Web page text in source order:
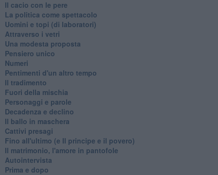
Il cacio con le pere
La politica come spettacolo
Uomini e topi (di laboratori)
Attraverso i vetri
Una modesta proposta
Pensiero unico
Numeri
Pentimenti d'un altro tempo
Il tradimento
Fuori della mischia
Personaggi e parole
Decadenza e declino
Il ballo in maschera
Cattivi presagi
Fino all'ultimo (e Il principe e il povero)
Il matrimonio, l'amore in pantofole
Autointervista
Prima e dopo